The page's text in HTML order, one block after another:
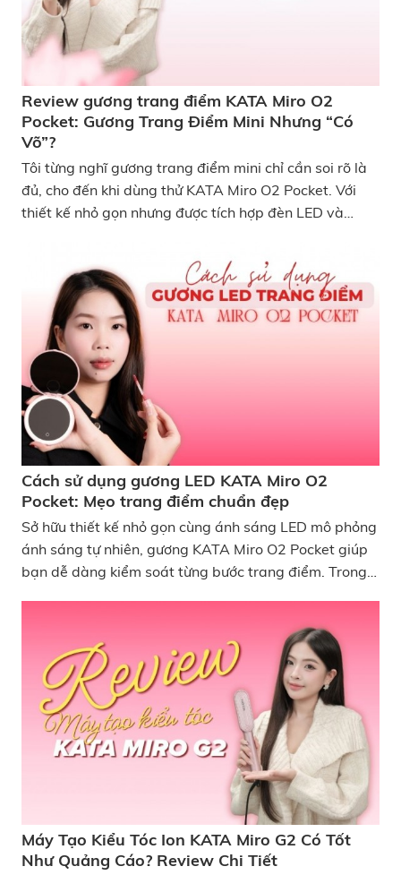
Review gương trang điểm KATA Miro O2
Pocket: Gương Trang Điểm Mini Nhưng “Có
Võ”?
Tôi từng nghĩ gương trang điểm mini chỉ cần soi rõ là
đủ, cho đến khi dùng thử KATA Miro O2 Pocket. Với
thiết kế nhỏ gọn nhưng được tích hợp đèn LED và
trở thành “vật bất ly thân” trong túi của tôi. Vậy
gương trang điểm KATA Miro O2 Pocket có thực sự
đáng mua hay chỉ là một sản phẩm được thổi phồng?
Tôi sẽ chia sẻ cảm nhận thực tế ngay trong bài review
KATA Miro O2 Pocket nhé! Review gương trang điểm
KATA Miro O2 Pocket
Cách sử dụng gương LED KATA Miro O2
Pocket: Mẹo trang điểm chuẩn đẹp
Sở hữu thiết kế nhỏ gọn cùng ánh sáng LED mô phỏng
ánh sáng tự nhiên, gương KATA Miro O2 Pocket giúp
bạn dễ dàng kiểm soát từng bước trang điểm. Trong
điểm chuẩn đẹp ngay tại nhà nhé! Cách sử dụng
gương LED KATA Miro O2 Pocket
Máy Tạo Kiểu Tóc Ion KATA Miro G2 Có Tốt
Như Quảng Cáo? Review Chi Tiết